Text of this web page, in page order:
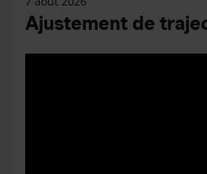
Ajustement de